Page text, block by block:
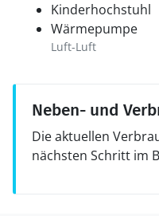
Kinderhochstuhl
Wärmepumpe
Luft-Luft
Neben- und
Die aktuellen
nächsten Schritt im